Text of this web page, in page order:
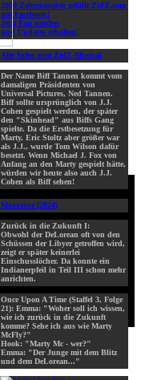
2000 Zeitreisenden gefällt ZidZ.com
auf Facebook!
Jetzt Fan werden
und Updates erhalten!
Alle Infos zum ZidZ-Musical
Der Name Biff Tannen kommt vom
damaligen Präsidenten von
Universal Pictures, Ned Tannen.
Biff sollte ursprünglich von J.J.
Cohen gespielt werden, der später
den "Skinhead" aus Biffs Gang
spielte. Da die Erstbesetzung für
Marty, Eric Stoltz aber größer war
als J.J., wurde Tom Wilson dafür
besetzt. Wenn Michael J. Fox von
Anfang an den Marty gespielt hätte,
würden wir heute also auch J.J.
Cohen als Biff sehen!
Maxxxine (2024)
Zurück in die Zukunft I:
Obwohl der DeLorean oft von den
Schüssen der Libyer getroffen wird,
zeigt er später keinerlei
Einschusslöcher. Da konnte ein
Indianerpfeil in Teil III schon mehr
anrichten.
Once Upon A Time (Staffel 3, Folge
21): Emma: "Woher soll ich wissen,
wie ich zurück in die Zukunft
komme? Sehe ich aus wie Marty
McFly?"
Hook: "Marty Mc - wer?"
Emma: "Der Junge mit dem Blitz
und dem DeLorean..."